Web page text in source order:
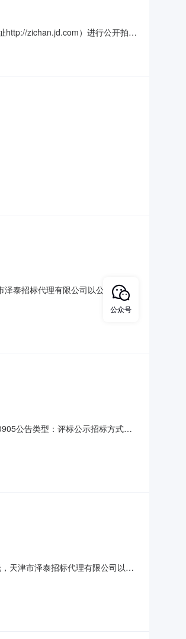
http://zichan.jd.com）进行公开拍卖
担法律责任。三、拍卖标的拍卖
泰招标代理有限公司以公开招标方
标日期：2022年10月14日3、中标
公告类型：评标公示招标方式：
日期：2022年9月6日2、开
天津市泽泰招标代理有限公司以公
公众号